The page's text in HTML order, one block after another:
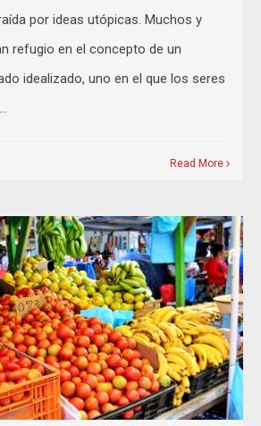
por ideas utópicas. Muchos y
refugio en el concepto de un
idealizado, uno en el que los seres
Read More